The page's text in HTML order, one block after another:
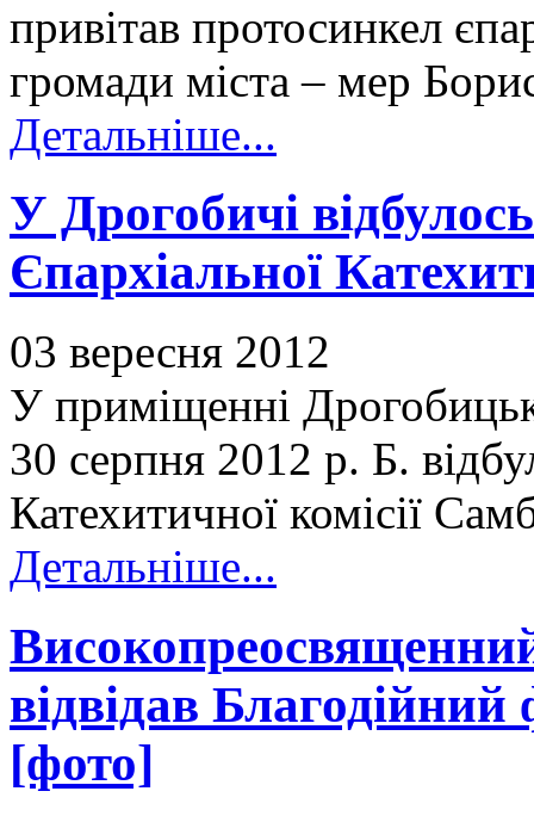
привітав протосинкел
громади міста – мер
Детальніше...
У Дрогобичі
Єпархіальної
03 вересня 2012
У приміщенні
30 серпня 2012 р. Б.
Катехитичної комісії
Детальніше...
відвідав
[фото]